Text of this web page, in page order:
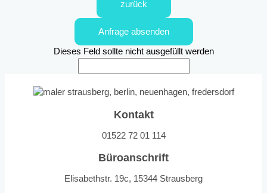
zurück
Anfrage absenden
Dieses Feld sollte nicht ausgefüllt werden
Kontakt
01522 72 01 114
Büroanschrift
Elisabethstr. 19c, 15344 Strausberg